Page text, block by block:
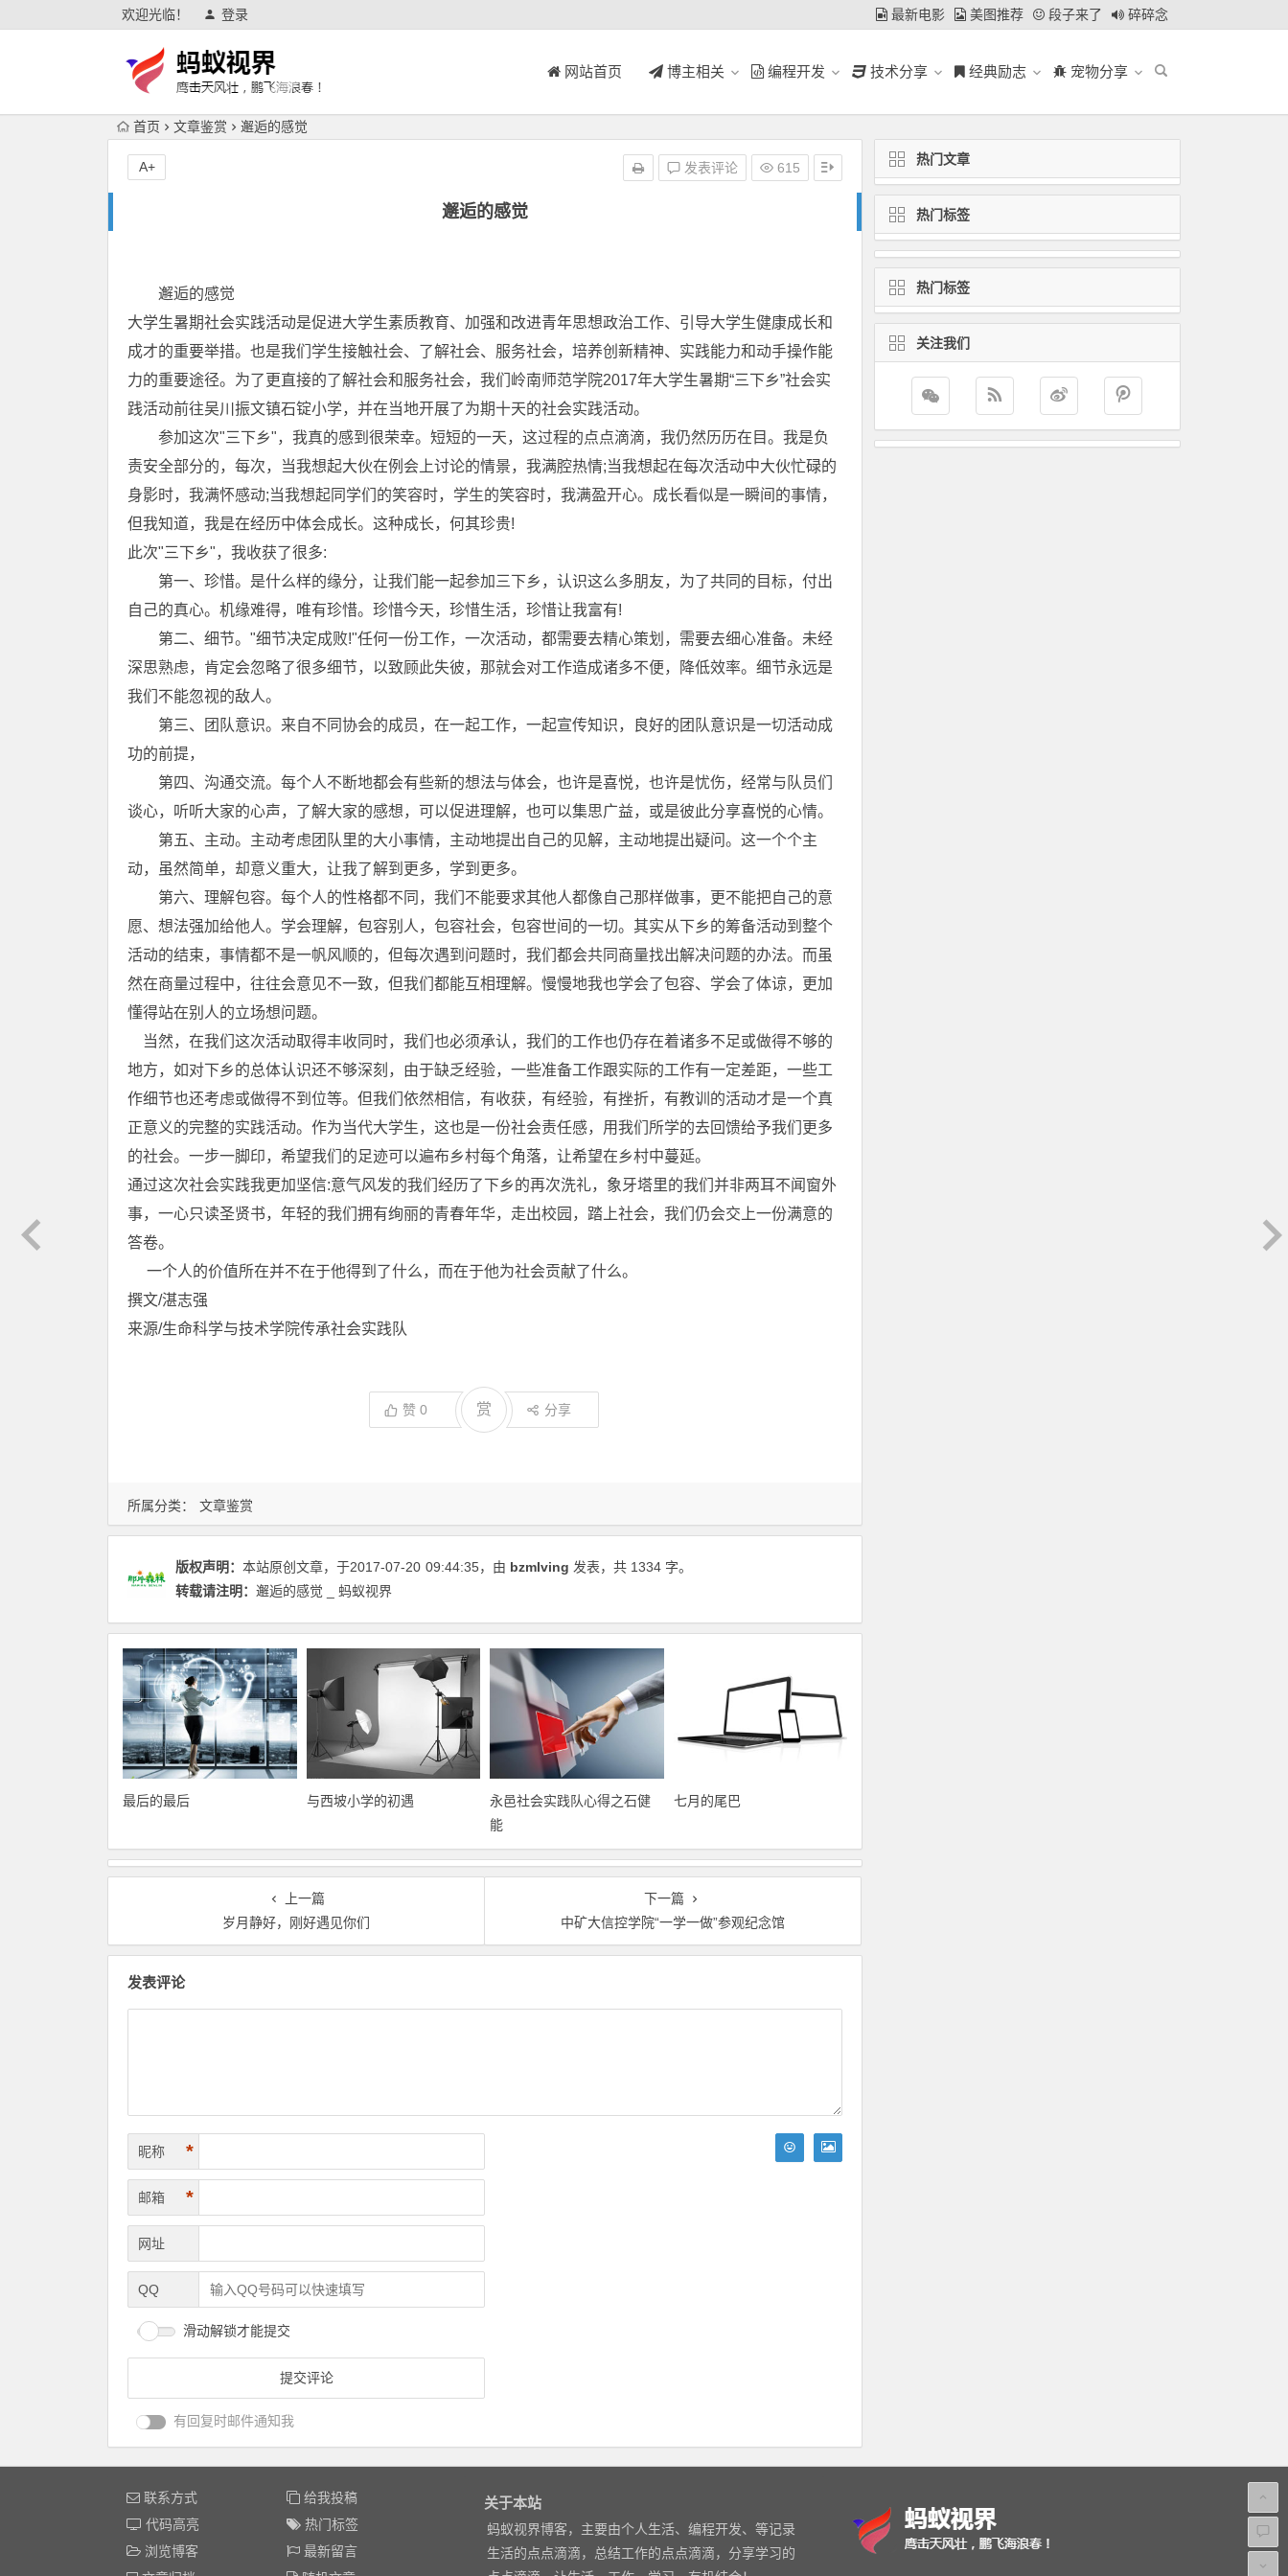
欢迎光临！ 登录 最新电影 美图推荐 段子来了 碎碎念
网站首页 博主相关 编程开发 技术分享 经典励志 宠物分享
首页 文章鉴赏 邂逅的感觉
邂逅的感觉
发表评论 615
A+
所属分类： 文章鉴赏
邂逅的感觉
大学生暑期社会实践活动是促进大学生素质教育、加强和改进青年思想政治工作、引导大学生健康成长和
成才的重要举措。也是我们学生接触社会、了解社会、服务社会，培养创新精神、实践能力和动手操作能
力的重要途径。为了更直接的了解社会和服务社会，我们岭南师范学院2017年大学生暑期“三下乡”社会实
践活动前往吴川振文镇石锭小学，并在当地开展了为期十天的社会实践活动。
参加这次"三下乡"，我真的感到很荣幸。短短的一天，这过程的点点滴滴，我仍然历历在目。我是负
责安全部分的，每次，当我想起大伙在例会上讨论的情景，我满腔热情;当我想起在每次活动中大伙忙碌的
身影时，我满怀感动;当我想起同学们的笑容时，学生的笑容时，我满盈开心。成长看似是一瞬间的事情，
但我知道，我是在经历中体会成长。这种成长，何其珍贵!
此次"三下乡"，我收获了很多:
第一、珍惜。是什么样的缘分，让我们能一起参加三下乡，认识这么多朋友，为了共同的目标，付出
自己的真心。机缘难得，唯有珍惜。珍惜今天，珍惜生活，珍惜让我富有!
第二、细节。"细节决定成败!"任何一份工作，一次活动，都需要去精心策划，需要去细心准备。未经
深思熟虑，肯定会忽略了很多细节，以致顾此失彼，那就会对工作造成诸多不便，降低效率。细节永远是
我们不能忽视的敌人。
第三、团队意识。来自不同协会的成员，在一起工作，一起宣传知识，良好的团队意识是一切活动成
功的前提，
第四、沟通交流。每个人不断地都会有些新的想法与体会，也许是喜悦，也许是忧伤，经常与队员们
谈心，听听大家的心声，了解大家的感想，可以促进理解，也可以集思广益，或是彼此分享喜悦的心情。
第五、主动。主动考虑团队里的大小事情，主动地提出自己的见解，主动地提出疑问。这一个个主
动，虽然简单，却意义重大，让我了解到更多，学到更多。
第六、理解包容。每个人的性格都不同，我们不能要求其他人都像自己那样做事，更不能把自己的意
愿、想法强加给他人。学会理解，包容别人，包容社会，包容世间的一切。其实从下乡的筹备活动到整个
活动的结束，事情都不是一帆风顺的，但每次遇到问题时，我们都会共同商量找出解决问题的办法。而虽
然在商量过程中，往往会意见不一致，但我们都能互相理解。慢慢地我也学会了包容、学会了体谅，更加
懂得站在别人的立场想问题。
当然，在我们这次活动取得丰收同时，我们也必须承认，我们的工作也仍存在着诸多不足或做得不够的
地方，如对下乡的总体认识还不够深刻，由于缺乏经验，一些准备工作跟实际的工作有一定差距，一些工
作细节也还考虑或做得不到位等。但我们依然相信，有收获，有经验，有挫折，有教训的活动才是一个真
正意义的完整的实践活动。作为当代大学生，这也是一份社会责任感，用我们所学的去回馈给予我们更多
的社会。一步一脚印，希望我们的足迹可以遍布乡村每个角落，让希望在乡村中蔓延。
通过这次社会实践我更加坚信:意气风发的我们经历了下乡的再次洗礼，象牙塔里的我们并非两耳不闻窗外
事，一心只读圣贤书，年轻的我们拥有绚丽的青春年华，走出校园，踏上社会，我们仍会交上一份满意的
答卷。
一个人的价值所在并不在于他得到了什么，而在于他为社会贡献了什么。
撰文/湛志强
来源/生命科学与技术学院传承社会实践队
赞 0 赏 分享
版权声明： 本站原创文章，于2017-07-20 09:44:35，由 bzmlving 发表，共 1334 字。
转载请注明： 邂逅的感觉 _ 蚂蚁视界
最后的最后 与西坡小学的初遇
永邑社会实践队心得之石健
能
七月的尾巴
上一篇
岁月静好，刚好遇见你们
下一篇
中矿大信控学院“一学一做”参观纪念馆
发表评论
昵称 *
邮箱 *
网址
QQ
滑动解锁才能提交
有回复时邮件通知我
热门文章
热门标签
热门标签
关注我们
联系方式
给我投稿
代码高亮
热门标签
浏览博客
最新留言
关于本站
蚂蚁视界博客，主要由个人生活、编程开发、等记录
生活的点点滴滴，总结工作的点点滴滴，分享学习的